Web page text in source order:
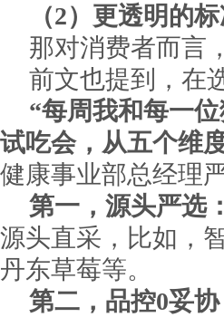
（2）更透明的
那对消费者而言
前文也提到，在
“每周我和每一
试吃会，从五个维
健康事业部总经理
第一，源头严选：
源头直采，比如，
丹东草莓等。
第二，品控0妥协